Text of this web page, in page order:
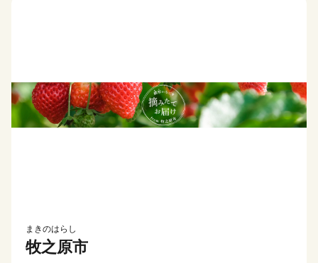
まきのはらし
牧之原市